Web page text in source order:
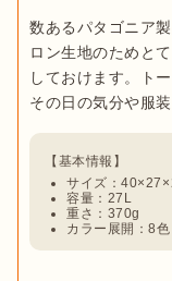
数あるパタゴニア
ロン生地のためと
しておけます。ト
サイズ：
容量：27L
重さ：370g
カラー展開：8色